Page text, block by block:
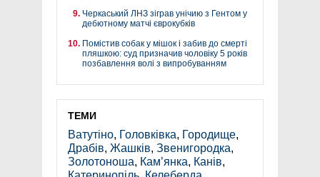
Черкаський ЛНЗ зіграв унічию з Гентом у
дебютному матчі єврокубків
Помістив собак у мішок і забив до смерті
пляшкою: суд призначив чоловіку 5 років
позбавлення волі з випробуванням
ТЕМИ
Ватутіно, Головківка, Городище,
Драбів, Жашків, Звенигородка,
Золотоноша, Кам’янка, Канів,